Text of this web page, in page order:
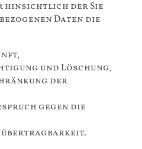
hinsichtlich der Sie
Daten die
und Löschung,
der
gegen die